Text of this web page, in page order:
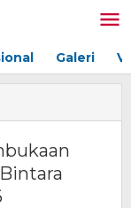
Galeri